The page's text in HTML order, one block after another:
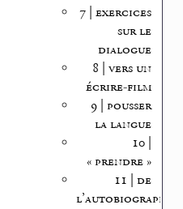
7 | exercices
sur le
dialogue
8 | vers un
écrire-film
9 | pousser
la langue
10 |
« prendre »
11 | de
l’autobiographie